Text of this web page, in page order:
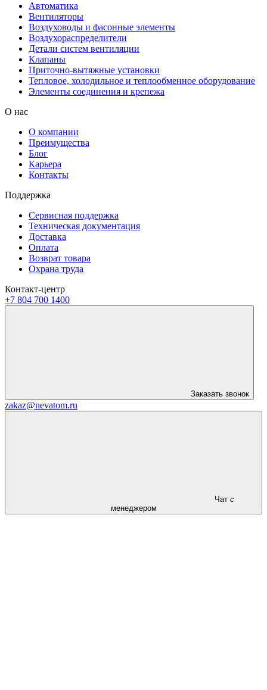
Автоматика
Вентиляторы
Воздуховоды и фасонные элементы
Воздухораспределители
Детали систем вентиляции
Клапаны
Приточно-вытяжные установки
Тепловое, холодильное и теплообменное оборудование
Элементы соединения и крепежа
О нас
О компании
Преимущества
Блог
Карьера
Контакты
Поддержка
Сервисная поддержка
Техническая документация
Доставка
Оплата
Возврат товара
Охрана труда
Контакт-центр
+7 804 700 1400
Заказать звонок
zakaz@nevatom.ru
Чат с
менеджером